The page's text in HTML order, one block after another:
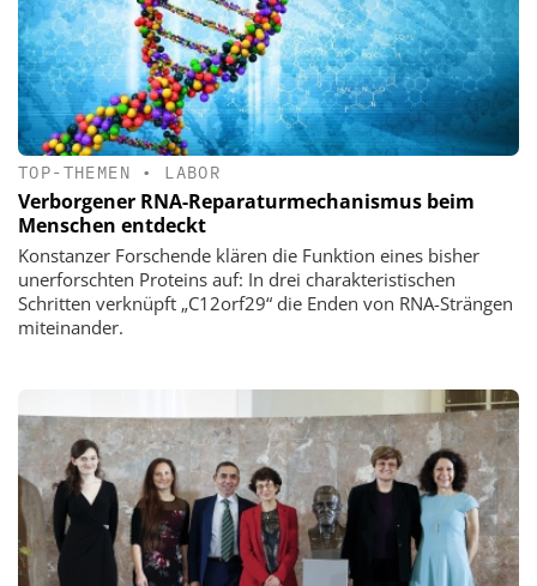
TOP-THEMEN • LABOR
Verborgener RNA-Reparaturmechanismus beim
Menschen entdeckt
Konstanzer Forschende klären die Funktion eines bisher
unerforschten Proteins auf: In drei charakteristischen
Schritten verknüpft „C12orf29“ die Enden von RNA-Strängen
miteinander.